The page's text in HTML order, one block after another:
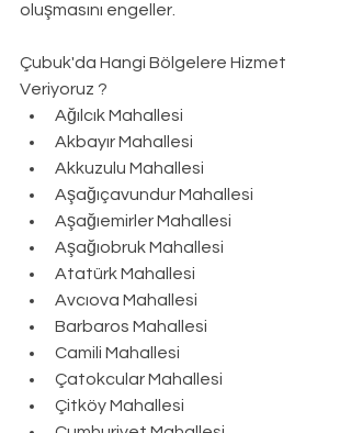
oluşmasını engeller.
Çubuk'da Hangi Bölgelere Hizmet
Veriyoruz ?
Ağılcık Mahallesi
Akbayır Mahallesi
Akkuzulu Mahallesi
Aşağıçavundur Mahallesi
Aşağıemirler Mahallesi
Aşağıobruk Mahallesi
Atatürk Mahallesi
Avcıova Mahallesi
Barbaros Mahallesi
Camili Mahallesi
Çatokcular Mahallesi
Çitköy Mahallesi